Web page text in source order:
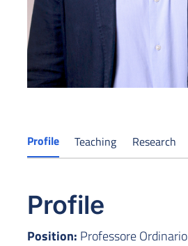
Profile Teaching Research
Profile
Position: Professore Ordinario